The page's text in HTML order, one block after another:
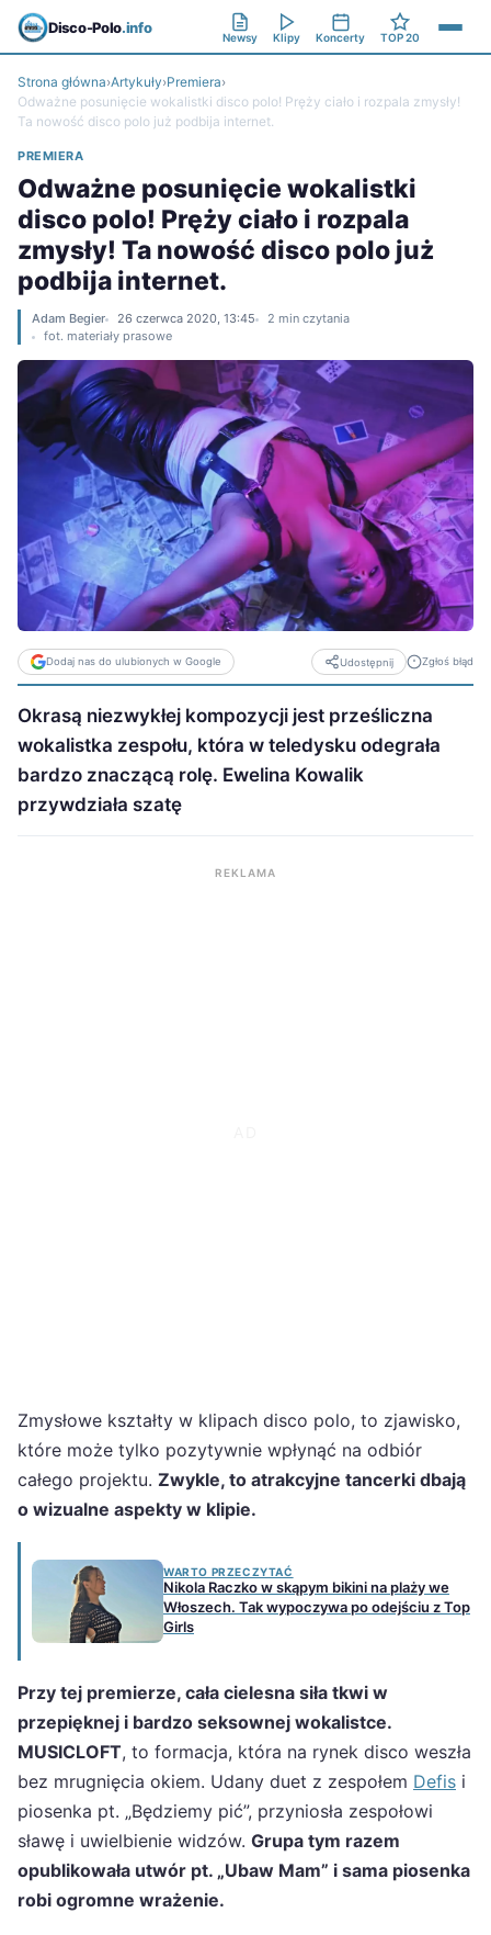
Disco-Polo.info
Newsy Klipy Koncerty TOP 20
Strona główna›Artykuły›Premiera›
Odważne posunięcie wokalistki disco polo! Pręży ciało i rozpala zmysły!
Ta nowość disco polo już podbija internet.
PREMIERA
Odważne posunięcie wokalistki
disco polo! Pręży ciało i rozpala
zmysły! Ta nowość disco polo już
podbija internet.
Adam Begier 26 czerwca 2020, 13:45
2 min czytania
fot. materiały prasowe
Dodaj nas do ulubionych w Google Udostępnij Zgłoś błąd
Okrasą niezwykłej kompozycji jest prześliczna
wokalistka zespołu, która w teledysku odegrała
bardzo znaczącą rolę. Ewelina Kowalik
przywdziała szatę
REKLAMA
Zmysłowe kształty w klipach disco polo, to zjawisko,
które może tylko pozytywnie wpłynąć na odbiór
całego projektu. Zwykle, to atrakcyjne tancerki dbają
o wizualne aspekty w klipie.
WARTO PRZECZYTAĆ
Nikola Raczko w skąpym bikini na plaży we
Włoszech. Tak wypoczywa po odejściu z Top
Girls
Przy tej premierze, cała cielesna siła tkwi w
przepięknej i bardzo seksownej wokalistce.
MUSICLOFT, to formacja, która na rynek disco weszła
bez mrugnięcia okiem. Udany duet z zespołem Defis i
piosenka pt. „Będziemy pić”, przyniosła zespołowi
sławę i uwielbienie widzów. Grupa tym razem
opublikowała utwór pt. „Ubaw Mam” i sama piosenka
robi ogromne wrażenie.